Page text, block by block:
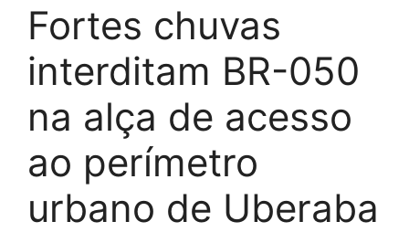
Fortes chuvas
interditam BR-050
na alça de acesso
ao perímetro
urbano de Uberaba